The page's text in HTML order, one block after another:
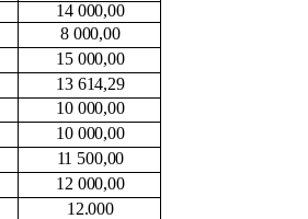
14 000,00
8 000,00
15 000,00
13 614,29
10 000,00
10 000,00
11 500,00
12 000,00
12.000